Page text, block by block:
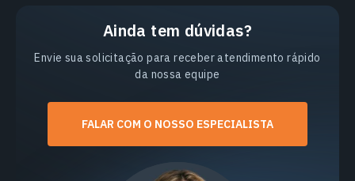
Ainda tem dúvidas?
Envie sua solicitação para receber atendimento rápido
da nossa equipe
FALAR COM O NOSSO ESPECIALISTA